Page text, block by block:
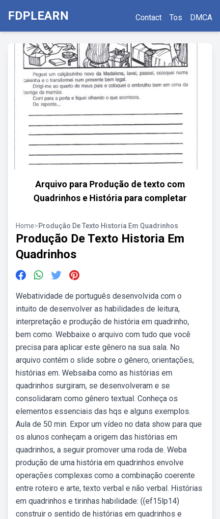
FDPLEARN Contact Tos DMCA
Arquivo para Produção de texto com
Quadrinhos e História para completar
Home>Produção De Texto Historia Em Quadrinhos
Produção De Texto Historia Em
Quadrinhos
Webatividade de português desenvolvida com o
intuito de desenvolver as habilidades de leitura,
interpretação e produção de história em quadrinho,
bem como. Webbaixe o arquivo com tudo que você
precisa para aplicar este gênero na sua sala. No
arquivo contém o slide sobre o gênero, orientações,
histórias em. Websaiba como as histórias em
quadrinhos surgiram, se desenvolveram e se
consolidaram como gênero textual. Conheça os
elementos essenciais das hqs e alguns exemplos.
Aula de 50 min. Expor um vídeo no data show para que
os alunos conheçam a origem das histórias em
quadrinhos, a seguir promover uma roda de. Weba
produção de uma história em quadrinhos envolve
operações complexas como a combinação coerente
entre roteiro e arte, texto verbal e não verbal. Histórias
em quadrinhos e tirinhas habilidade: ((ef15lp14)
construir o sentido de histórias em quadrinhos e